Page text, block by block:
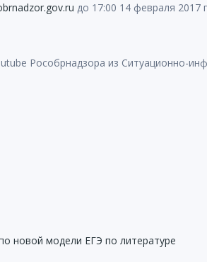
до 17:00 14 февраля 2017
Рособрнадзора из Ситуационно-